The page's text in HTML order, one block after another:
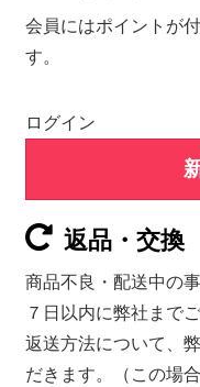
会員にはポイントが
す。
ログイン
返品・交換
商品不良・配送中の
７日以内に弊社まで
返送方法について、
だきます。（この場